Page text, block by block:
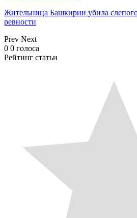
Жительница Башкирии убила слепого
ревности
Prev Next
0 0 голоса
Рейтинг статьи